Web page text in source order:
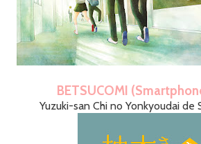
BETSUCOMI
Yuzuki-san Chi no Yonkyoudai de